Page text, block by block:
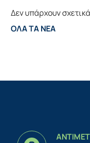
Δεν υπάρχουν
ΌΛΑ ΤΑ ΝΈΑ